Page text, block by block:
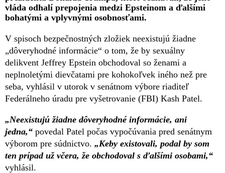
vláda odhalí prepojenia medzi Epsteinom a ďalšími
bohatými a vplyvnými osobnosťami.
V spisoch bezpečnostných zložiek neexistujú žiadne
„dôveryhodné informácie“ o tom, že by sexuálny
delikvent Jeffrey Epstein obchodoval so ženami a
neplnoletými dievčatami pre kohokoľvek iného než pre
seba, vyhlásil v utorok v senátnom výbore riaditeľ
Federálneho úradu pre vyšetrovanie (FBI) Kash Patel.
„Neexistujú žiadne dôveryhodné informácie, ani
jedna,“ povedal Patel počas vypočúvania pred senátnym
výborom pre súdnictvo. „Keby existovali, podal by som
ten prípad už včera, že obchodoval s ďalšími osobami,“
vyhlásil.